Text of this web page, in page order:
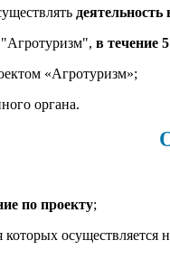
деятельность
"Агротуризм", в течение
«Агротуризм»;
органа.
по проекту;
осуществляется